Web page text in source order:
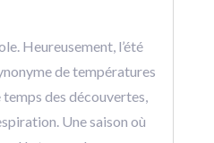
Heureusement, l’été
de températures
temps des découvertes,
Une saison où